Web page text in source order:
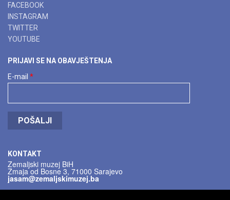
FACEBOOK
INSTAGRAM
TWITTER
YOUTUBE
PRIJAVI SE NA OBAVJEŠTENJA
E-mail *
POŠALJI
KONTAKT
Zemaljski muzej BiH
Zmaja od Bosne 3, 71000 Sarajevo
jasam@zemaljskimuzej.ba